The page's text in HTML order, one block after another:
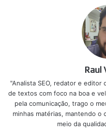
Raul
"Analista SEO, redator e
de textos com foco na boa e
pela comunicação, trago o
minhas matérias, mantendo o
meio da